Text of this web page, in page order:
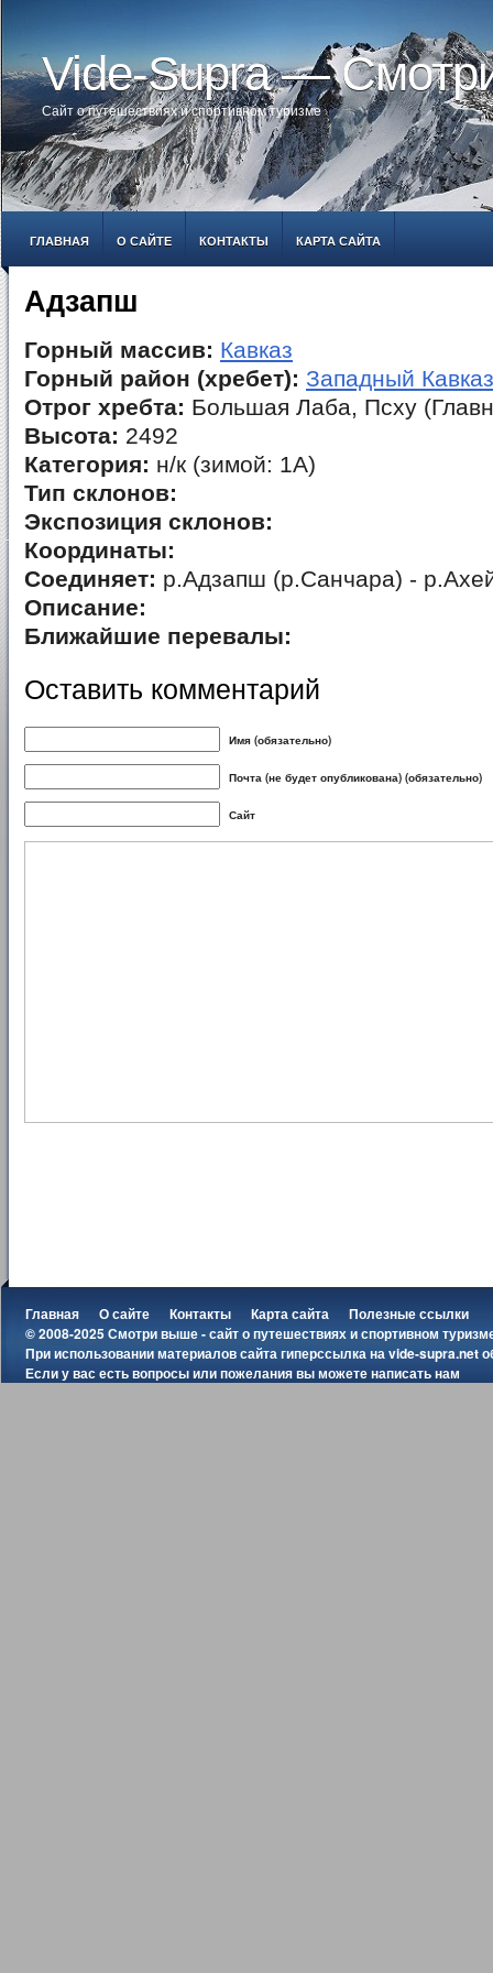
Vide-Supra —
Сайт о путешествиях и спортивном туризме
ГЛАВНАЯ О САЙТЕ КОНТАКТЫ КАРТА САЙТА
Адзапш
Горный массив: Кавказ
Горный район (хребет): Западный Кавказ
Отрог хребта: Большая Лаба, Псху
Высота: 2492
Категория: н/к (зимой: 1А)
Тип склонов:
Экспозиция склонов:
Координаты:
Соединяет: р.Адзапш (р.Санчара) -
Описание:
Ближайшие перевалы:
Оставить комментарий
Имя (обязательно)
Почта (не будет опубликована) (обязательно)
Сайт
Главная О сайте Контакты Карта сайта
Полезные ссылки
© 2008-2025 Смотри выше - сайт о путешествиях и спортивном
При использовании материалов сайта гиперссылка наvide-supra.net
Если у вас есть вопросы или пожелания вы можетенаписать нам